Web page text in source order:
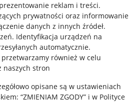
reklam i treści.
prywatności oraz informowanie
danych z innych źródeł.
. Identyfikacja urządzeń na
automatycznie.
również w celu
naszych stron
opisane są w ustawieniach
“ZMIENIAM ZGODY” i w Polityce